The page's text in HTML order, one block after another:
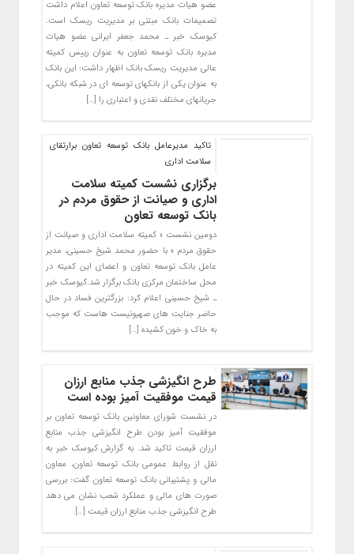
عضو هیات مدیره بانک توسعه تعاون اعلام داشت
تصمیمات بانک مبتنی بر مدیریت ریسک است.
کیوسک خبر ـ محمد جعفر ایرانی عضو هیات
مدیره بانک توسعه تعاون به عنوان رییس کمیته
عالی مدیریت ریسک بانک اظهار داشت: این بانک
به عنوان یکی از بانکهای توسعه ای در شبکه بانکی،
جریانهای مختلف نقدی و اعتباری را […]
تاکید مدیرعامل بانک توسعه تعاون برارتقای
سلامت اداری
برگزاری نشست کمیته سلامت
اداری و صیانت از حقوق مردم در
بانک توسعه تعاون
دومین نشست « کمیته سلامت اداری و صیانت از
حقوق مردم » با حضور محمد شیخ حسینی، مدیر
عامل بانک توسعه تعاون و اعضای این کمیته در
محل ساختمان مرکزی بانک برگزار شد.کیوسک خبر
ـ شیخ حسینی اعلام کرد: بزرگترین فساد در حال
حاضر جنایت های صهیونیست هاست که موجب
به خاک و خون کشیده […]
طرح انگیزشی جذب منابع ارزان
قیمت موفقیت آمیز بوده است
در نشست شورای معاونین بانک توسعه تعاون بر
موفقیت آمیز بودن طرح انگیزشی جذب منابع
ارزان قیمت تاکید شد. به گزارش کیوسک خبر به
نقل از روابط عمومی بانک توسعه تعاون، معاون
مالی و پشتیبانی بانک توسعه تعاون گفت: بررسی
صورت های مالی و عملکرد شعب نشان می دهد
طرح انگیزشی جذب منابع ارزان قیمت […]